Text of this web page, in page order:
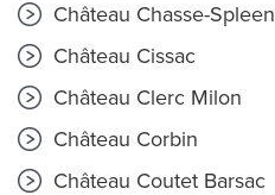
Château Chasse-Spleen
Château Cissac
Château Clerc Milon
Château Corbin
Château Coutet Barsac